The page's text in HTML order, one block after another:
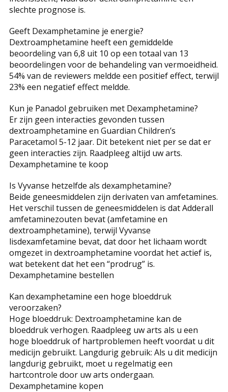
slechte prognose is.
Geeft Dexamphetamine je energie?
Dextroamphetamine heeft een gemiddelde
beoordeling van 6,8 uit 10 op een totaal van 13
beoordelingen voor de behandeling van vermoeidheid.
54% van de reviewers meldde een positief effect, terwijl
23% een negatief effect meldde.
Kun je Panadol gebruiken met Dexamphetamine?
Er zijn geen interacties gevonden tussen
dextroamphetamine en Guardian Children’s
Paracetamol 5-12 jaar. Dit betekent niet per se dat er
geen interacties zijn. Raadpleeg altijd uw arts.
Dexamphetamine te koop
Is Vyvanse hetzelfde als dexamphetamine?
Beide geneesmiddelen zijn derivaten van amfetamines.
Het verschil tussen de geneesmiddelen is dat Adderall
amfetaminezouten bevat (amfetamine en
dextroamphetamine), terwijl Vyvanse
lisdexamfetamine bevat, dat door het lichaam wordt
omgezet in dextroamphetamine voordat het actief is,
wat betekent dat het een “prodrug” is.
Dexamphetamine bestellen
Kan dexamphetamine een hoge bloeddruk
veroorzaken?
Hoge bloeddruk: Dextroamphetamine kan de
bloeddruk verhogen. Raadpleeg uw arts als u een
hoge bloeddruk of hartproblemen heeft voordat u dit
medicijn gebruikt. Langdurig gebruik: Als u dit medicijn
langdurig gebruikt, moet u regelmatig een
hartcontrole door uw arts ondergaan.
Dexamphetamine kopen